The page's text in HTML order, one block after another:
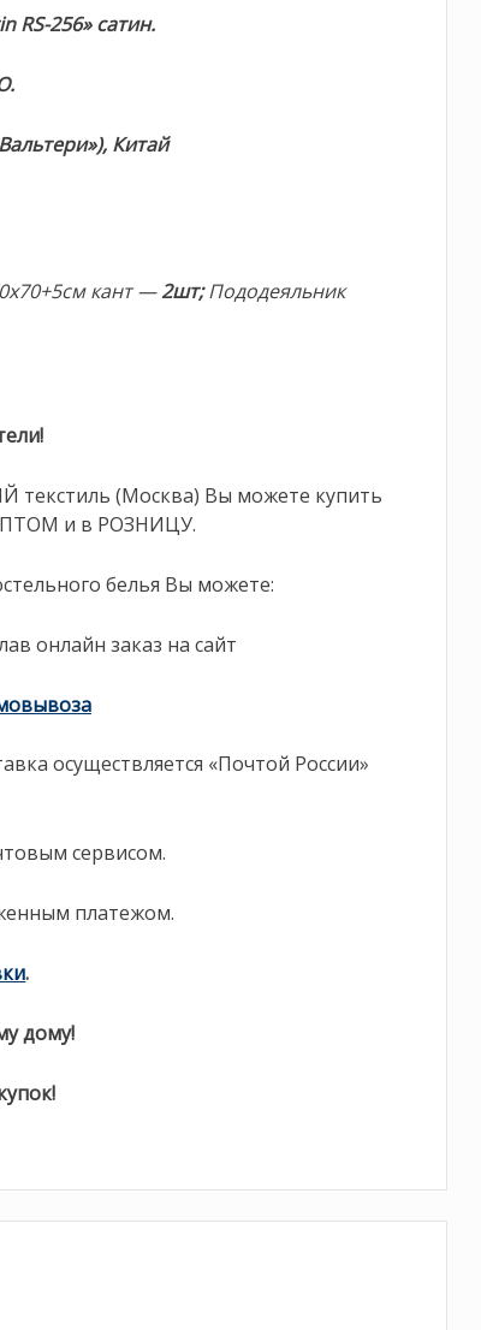
RS-256» сатин.
Китай
кант —2шт;Пододеяльник
текстиль (Москва) Вы можете купить
и в РОЗНИЦУ.
белья Вы можете:
онлайн заказ на сайт
осуществляется «Почтой России»
сервисом.
платежом.
.
дому!